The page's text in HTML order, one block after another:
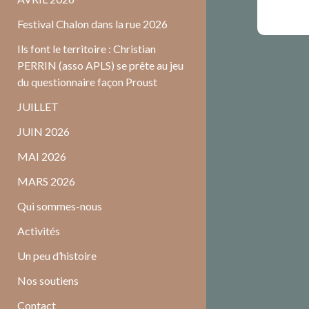
Festival Chalon dans la rue 2026
Ils font le territoire : Christian
PERRIN (asso APLS) se prête au jeu
du questionnaire façon Proust
JUILLET
JUIN 2026
MAI 2026
MARS 2026
Qui sommes-nous
Activités
Un peu d’histoire
Nos soutiens
Contact